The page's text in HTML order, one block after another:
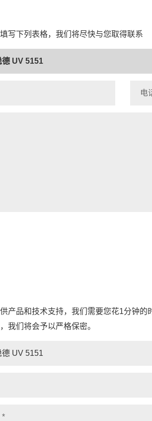
写下列表格，我们将尽快与您取得联系
产品和技术支持，我们需要您花1分钟的
我们将会予以严格保密。